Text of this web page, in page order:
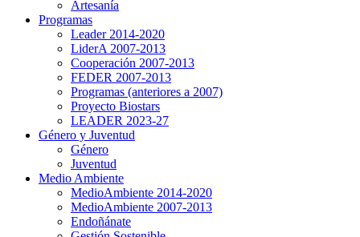
Artesanía
Programas
Leader 2014-2020
LiderA 2007-2013
Cooperación 2007-2013
FEDER 2007-2013
Programas (anteriores a 2007)
Proyecto Biostars
LEADER 2023-27
Género y Juventud
Género
Juventud
Medio Ambiente
MedioAmbiente 2014-2020
MedioAmbiente 2007-2013
Endoñánate